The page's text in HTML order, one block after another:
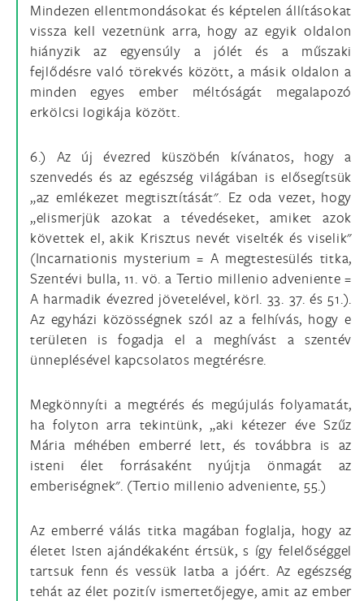
Mindezen ellentmondásokat és képtelen állításokat
vissza kell vezetnünk arra, hogy az egyik oldalon
hiányzik az egyensúly a jólét és a műszaki
fejlődésre való törekvés között, a másik oldalon a
minden egyes ember méltóságát megalapozó
erkölcsi logikája között.
6.) Az új évezred küszöbén kívánatos, hogy a
szenvedés és az egészség világában is elősegítsük
„az emlékezet megtisztítását". Ez oda vezet, hogy
„elismerjük azokat a tévedéseket, amiket azok
követtek el, akik Krisztus nevét viselték és viselik"
(Incarnationis mysterium = A megtestesülés titka,
Szentévi bulla, 11. vö. a Tertio millenio adveniente =
A harmadik évezred jövetelével, körl. 33. 37. és 51.).
Az egyházi közösségnek szól az a felhívás, hogy e
területen is fogadja el a meghívást a szentév
ünneplésével kapcsolatos megtérésre.
Megkönnyíti a megtérés és megújulás folyamatát,
ha folyton arra tekintünk, „aki kétezer éve Szűz
Mária méhében emberré lett, és továbbra is az
isteni élet forrásaként nyújtja önmagát az
emberiségnek". (Tertio millenio adveniente, 55.)
Az emberré válás titka magában foglalja, hogy az
életet Isten ajándékaként értsük, s így felelőséggel
tartsuk fenn és vessük latba a jóért. Az egészség
tehát az élet pozitív ismertetőjegye, amit az ember